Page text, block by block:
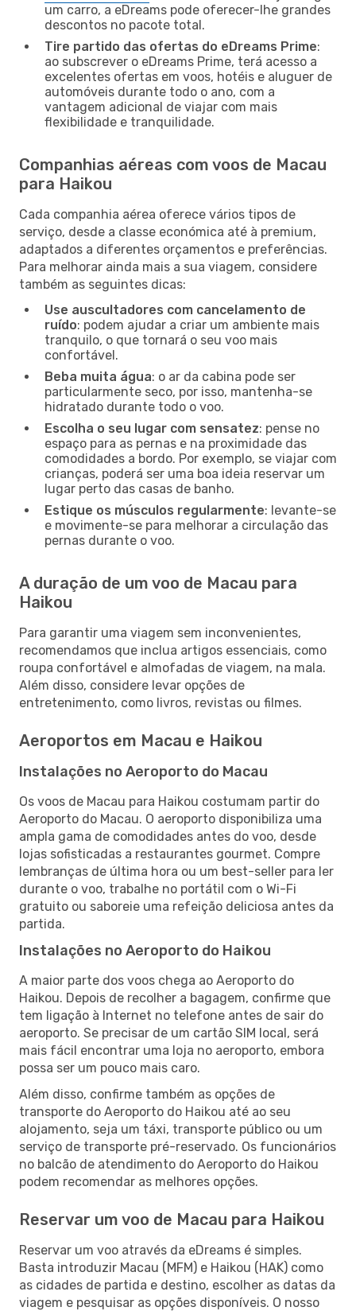
um carro, a eDreams pode oferecer-lhe grandes
descontos no pacote total.
Tire partido das ofertas do eDreams Prime:
ao subscrever o eDreams Prime, terá acesso a
excelentes ofertas em voos, hotéis e aluguer de
automóveis durante todo o ano, com a
vantagem adicional de viajar com mais
flexibilidade e tranquilidade.
Companhias aéreas com voos de Macau
para Haikou
Cada companhia aérea oferece vários tipos de
serviço, desde a classe económica até à premium,
adaptados a diferentes orçamentos e preferências.
Para melhorar ainda mais a sua viagem, considere
também as seguintes dicas:
Use auscultadores com cancelamento de
ruído: podem ajudar a criar um ambiente mais
tranquilo, o que tornará o seu voo mais
confortável.
Beba muita água: o ar da cabina pode ser
particularmente seco, por isso, mantenha-se
hidratado durante todo o voo.
Escolha o seu lugar com sensatez: pense no
espaço para as pernas e na proximidade das
comodidades a bordo. Por exemplo, se viajar com
crianças, poderá ser uma boa ideia reservar um
lugar perto das casas de banho.
Estique os músculos regularmente: levante-se
e movimente-se para melhorar a circulação das
pernas durante o voo.
A duração de um voo de Macau para
Haikou
Para garantir uma viagem sem inconvenientes,
recomendamos que inclua artigos essenciais, como
roupa confortável e almofadas de viagem, na mala.
Além disso, considere levar opções de
entretenimento, como livros, revistas ou filmes.
Aeroportos em Macau e Haikou
Instalações no Aeroporto do Macau
Os voos de Macau para Haikou costumam partir do
Aeroporto do Macau. O aeroporto disponibiliza uma
ampla gama de comodidades antes do voo, desde
lojas sofisticadas a restaurantes gourmet. Compre
lembranças de última hora ou um best-seller para ler
durante o voo, trabalhe no portátil com o Wi-Fi
gratuito ou saboreie uma refeição deliciosa antes da
partida.
Instalações no Aeroporto do Haikou
A maior parte dos voos chega ao Aeroporto do
Haikou. Depois de recolher a bagagem, confirme que
tem ligação à Internet no telefone antes de sair do
aeroporto. Se precisar de um cartão SIM local, será
mais fácil encontrar uma loja no aeroporto, embora
possa ser um pouco mais caro.
Além disso, confirme também as opções de
transporte do Aeroporto do Haikou até ao seu
alojamento, seja um táxi, transporte público ou um
serviço de transporte pré-reservado. Os funcionários
no balcão de atendimento do Aeroporto do Haikou
podem recomendar as melhores opções.
Reservar um voo de Macau para Haikou
Reservar um voo através da eDreams é simples.
Basta introduzir Macau (MFM) e Haikou (HAK) como
as cidades de partida e destino, escolher as datas da
viagem e pesquisar as opções disponíveis. O nosso